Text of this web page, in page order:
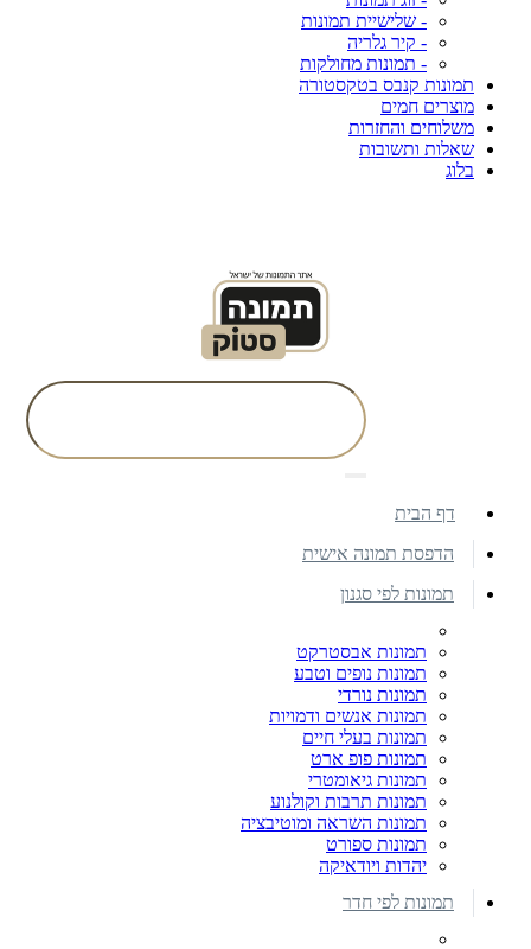
- שלישיית תמונות
- קיר גלריה
- תמונות מחולקות
תמונות קנבס בטקסטורה
מוצרים חמים
משלוחים והחזרות
שאלות ותשובות
בלוג
דף הבית
הדפסת תמונה אישית
תמונות לפי סגנון
תמונות אבסטרקט
תמונות נופים וטבע
תמונות נורדי
תמונות אנשים ודמויות
תמונות בעלי חיים
תמונות פופ ארט
תמונות גיאומטרי
תמונות תרבות וקולנוע
תמונות השראה ומוטיבציה
תמונות ספורט
יהדות ויודאיקה
תמונות לפי חדר